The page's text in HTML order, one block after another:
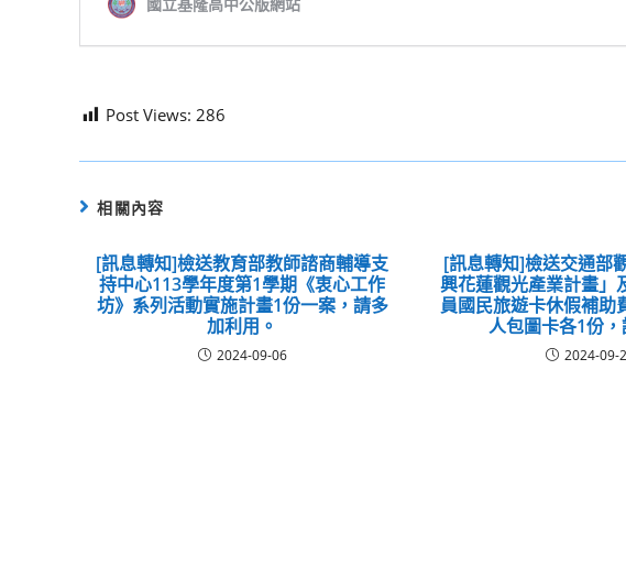
Post Views: 286
相關內容
[訊息轉知]檢送教育部教師諮商輔導支
持中心113學年度第1學期《衷心工作
坊》系列活動實施計畫1份一案，請多
加利用。
2024-09-06
[訊息轉知]檢送交通部
興花蓮觀光產業計畫」
員國民旅遊卡休假補助
人包圖卡各1份，
2024-09-